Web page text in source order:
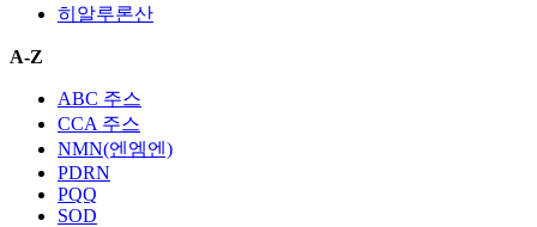
히알루론산
A-Z
ABC 주스
CCA 주스
NMN(엔엠엔)
PDRN
PQQ
SOD